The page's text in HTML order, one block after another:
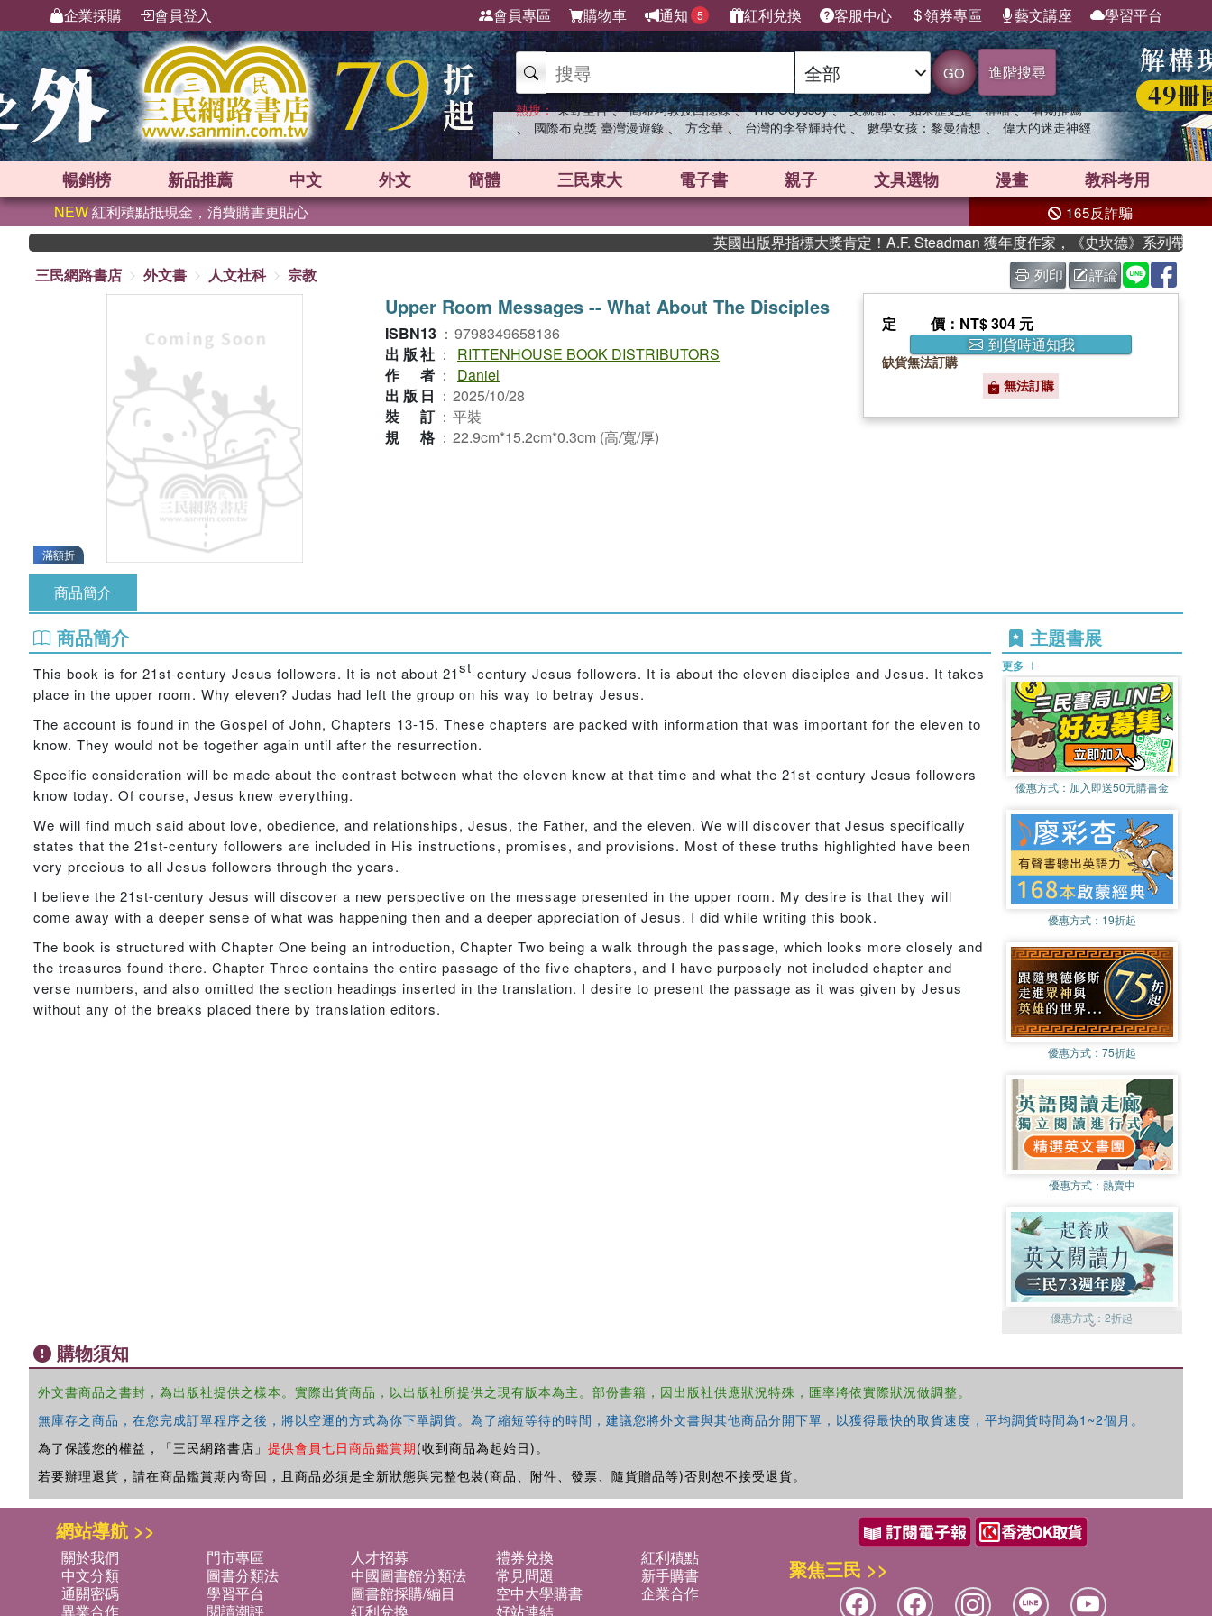
企業採購 會員登入 會員專區 購物車 通知 5 紅利兌換 客服中心 領券專區 藝文講座 學習平台
GO 進階搜尋
熱搜： 東野圭吾 、 高希均教授回憶錄 、 The Odyssey 、 父親節 、 如果歷史是一群喵 、 暑期推薦
、 國際布克獎 臺灣漫遊錄 、 方念華 、 台灣的李登輝時代 、 數學女孩：黎曼猜想 、 偉大的迷走神經
暢銷榜 新品推薦 中文 外文 簡體 三民東大 電子書 親子 文具選物 漫畫 教科考用
NEW紅利積點抵現金，消費購書更貼心 165反詐騙
英國出版界指標大獎肯定！A.F. Steadman 獲年度作家，《史坎德》系列帶你踏上
三民網路書店
外文書 人文社科 宗教 列印 評論
滿額折
Upper Room Messages -- What About The Disciples
ISBN13 ： 9798349658136
出版社 ：
RITTENHOUSE BOOK DISTRIBUTORS
作者 ：
Daniel
出版日 ： 2025/10/28
裝訂 ： 平裝
規格 ： 22.9cm*15.2cm*0.3cm (高/寬/厚)
定價 ：NT$ 304 元
到貨時通知我
缺貨無法訂購
無法訂購
商品簡介
商品簡介
This book is for 21st-century Jesus followers. It is not about 21st-century Jesus followers. It is about the eleven disciples and Jesus. It takes
place in the upper room. Why eleven? Judas had left the group on his way to betray Jesus.
The account is found in the Gospel of John, Chapters 13-15. These chapters are packed with information that was important for the eleven to
know. They would not be together again until after the resurrection.
Specific consideration will be made about the contrast between what the eleven knew at that time and what the 21st-century Jesus followers
know today. Of course, Jesus knew everything.
We will find much said about love, obedience, and relationships, Jesus, the Father, and the eleven. We will discover that Jesus specifically
states that the 21st-century followers are included in His instructions, promises, and provisions. Most of these truths highlighted have been
very precious to all Jesus followers through the years.
I believe the 21st-century Jesus will discover a new perspective on the message presented in the upper room. My desire is that they will
come away with a deeper sense of what was happening then and a deeper appreciation of Jesus. I did while writing this book.
The book is structured with Chapter One being an introduction, Chapter Two being a walk through the passage, which looks more closely and
the treasures found there. Chapter Three contains the entire passage of the five chapters, and I have purposely not included chapter and
verse numbers, and also omitted the section headings inserted in the translation. I desire to present the passage as it was given by Jesus
without any of the breaks placed there by translation editors.
主題書展
更多
優惠方式： 加入即送50元購書金
優惠方式： 19折起
優惠方式： 75折起
優惠方式： 熱賣中
優惠方式：2折起
購物須知
外文書商品之書封，為出版社提供之樣本。實際出貨商品，以出版社所提供之現有版本為主。部份書籍，因出版社供應狀況特殊，匯率將依實際狀況做調整。
無庫存之商品，在您完成訂單程序之後，將以空運的方式為你下單調貨。為了縮短等待的時間，建議您將外文書與其他商品分開下單，以獲得最快的取貨速度，平均調貨時間為1~2個月。
為了保護您的權益，「三民網路書店」 提供會員七日商品鑑賞期(收到商品為起始日)。
若要辦理退貨，請在商品鑑賞期內寄回，且商品必須是全新狀態與完整包裝(商品、附件、發票、隨貨贈品等)否則恕不接受退貨。
網站導航 >>
關於我們 門市專區 人才招募 禮券兌換
紅利積點
中文分類
圖書分類法 中國圖書館分類法 常見問題
新手購書
通關密碼
學習平台 圖書館採購/編目 空中大學購書
企業合作
異業合作
閱讀潮評 紅利兌換 好站連結
聚焦三民 >>